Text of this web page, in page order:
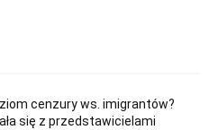
cenzury ws. imigrantów?
się z przedstawicielami